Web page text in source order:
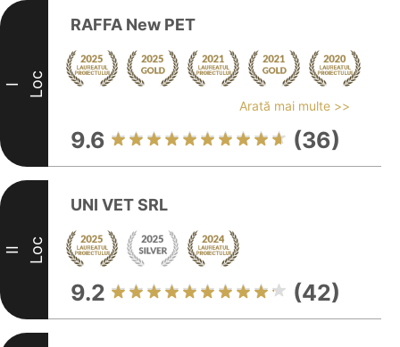
I Loc
RAFFA New PET
Arată mai multe >>
9.6 (36)
II Loc
UNI VET SRL
9.2 (42)